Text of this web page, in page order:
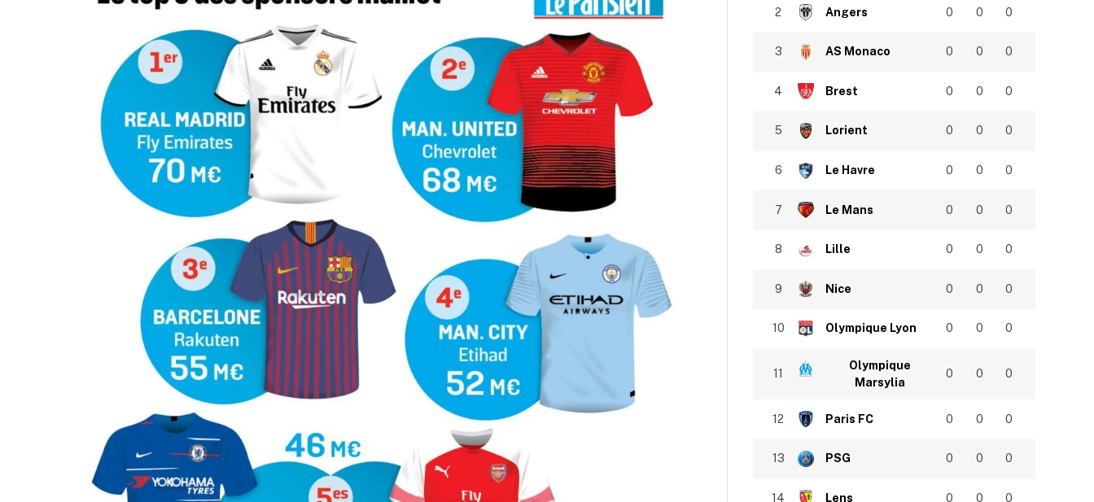
2 Angers 0 0 0
3 AS Monaco 0 0 0
4 Brest 0 0 0
5 Lorient 0 0 0
6 Le Havre 0 0 0
7 Le Mans 0 0 0
8 Lille 0 0 0
9 Nice 0 0 0
10 Olympique Lyon 0 0 0
11
Olympique
Marsylia
0 0 0
12 Paris FC 0 0 0
13 PSG 0 0 0
14 Lens 0 0 0